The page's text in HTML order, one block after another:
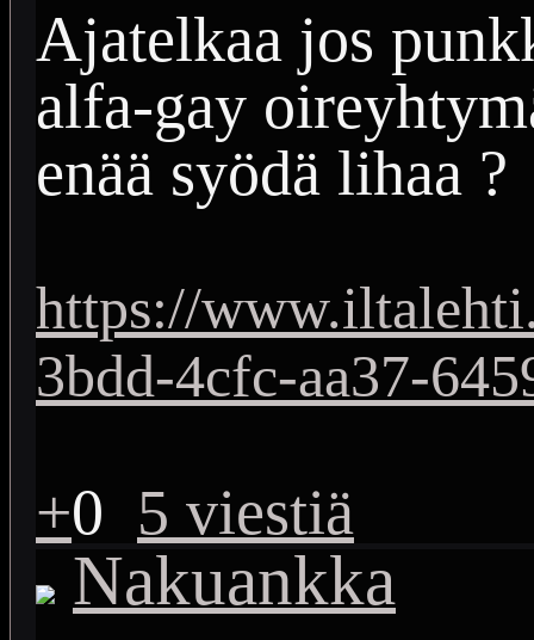
Ajatelkaa jos
alfa-gay
enää syödä lihaa ?
https://
3bdd-4cfc-aa37-
+0 5 viestiä
Nakuankka